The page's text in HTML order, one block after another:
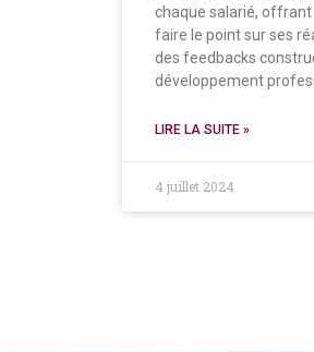
chaque salarié,
faire le point sur ses
des feedbacks
développement
LIRE LA SUITE »
4 juillet 2024